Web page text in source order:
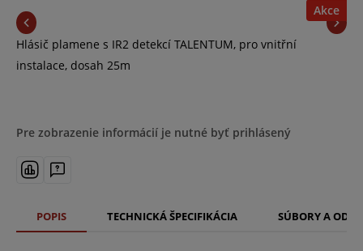
Hlásič plamene s IR2 detekcí TALENTUM, pro vnitřní
instalace, dosah 25m
Pre zobrazenie informácií je nutné byť prihlásený
Akce
POPIS TECHNICKÁ ŠPECIFIKÁCIA SÚBORY A